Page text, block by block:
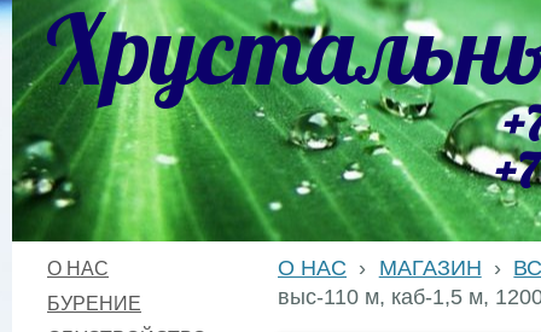
О НАС
БУРЕНИЕ
О НАС › МАГАЗИН ›
выс-110 м, каб-1,5 м,